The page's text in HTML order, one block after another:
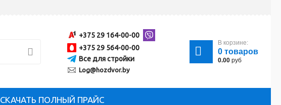
+375 29 164-00-00
+375 29 564-00-00
Все для стройки
Log@hozdvor.by
В корзине:
0 товаров
0.00 руб
СКАЧАТЬ ПОЛНЫЙ ПРАЙС